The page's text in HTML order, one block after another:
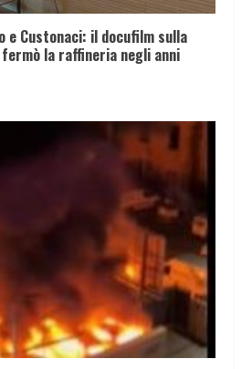
e Custonaci: il docufilm sulla
la raffineria negli anni